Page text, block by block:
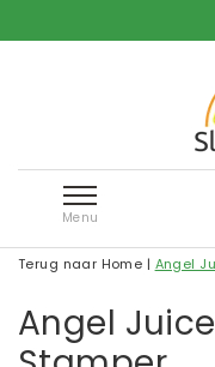
Menu
Terug naar Home | Angel
Angel